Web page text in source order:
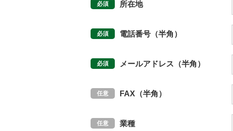
所在地
電話番号（半角）
メールアドレス（半角）
FAX（半角）
業種